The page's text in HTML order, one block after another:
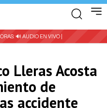
🔊 AUDIO EN VIVO |
Lleras Acosta
de
accidente